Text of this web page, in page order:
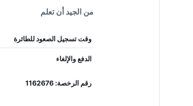
من الجيد أن تعلم
وقت تسجيل الصعود للطائرة
الدفع والإلغاء
رقم الرخصة: 1162676